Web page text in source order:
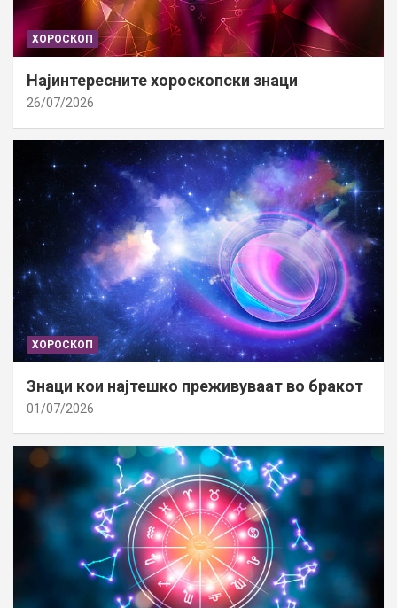
ХОРОСКОП
Најинтересните хороскопски знаци
26/07/2026
ХОРОСКОП
Знаци кои најтешко преживуваат во бракот
01/07/2026